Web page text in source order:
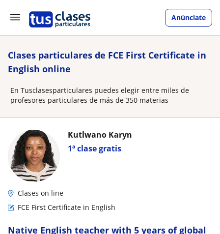
Anúnciate
Clases particulares de FCE First Certificate in
English online
En Tusclasesparticulares puedes elegir entre miles de
profesores particulares de más de 350 materias
1ª clase gratis
Kutlwano Karyn
Clases on line
FCE First Certificate in English
Native English teacher with 5 years of global